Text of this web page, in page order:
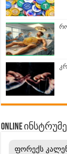
ONLINE
ფორექს